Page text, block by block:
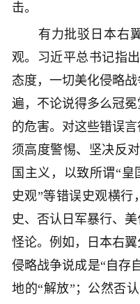
击。
有力批驳日本右翼
观。习近平总书记指
态度，一切美化侵略
遍，不论说得多么冠
的危害。对这些错误
须高度警惕、坚决反
国主义，以致所谓“皇
史观”等错误史观横行
史、否认日军暴行、
怪论。例如，日本右
侵略战争说成是“自存
地的“解放”；公然否